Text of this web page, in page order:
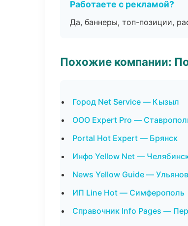
Работаете с рекламой?
Да, баннеры, топ-позиции,
Похожие компании:
Город Net Service — Кызыл
ООО Expert Pro —
Portal Hot Expert — Брянск
Инфо Yellow Net —
News Yellow Guide —
ИП Line Hot — Симферополь
Справочник Info Pages —